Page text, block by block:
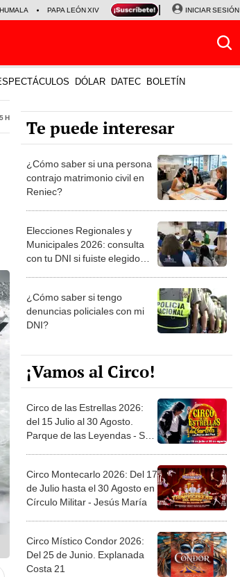
PAPA LEÓN XIV NALDY SALDAÑA LA BELLA LUZ
INICIAR SESIÓN
DÓLAR DATEC BOLETÍN
h Te puede interesar
¿Cómo saber si una persona
contrajo matrimonio civil en
Reniec?
Elecciones Regionales y
Municipales 2026: consulta
con tu DNI si fuiste elegido
la ONPE
¿Cómo saber si tengo
denuncias policiales con mi
DNI?
¡Vamos al Circo!
Circo de las Estrellas 2026:
del 15 Julio al 30 Agosto.
Parque de las Leyendas - San
Circo Montecarlo 2026: Del 17
de Julio hasta el 30 Agosto en
Círculo Militar - Jesús María
Circo Místico Condor 2026:
Del 25 de Junio. Explanada
Costa 21